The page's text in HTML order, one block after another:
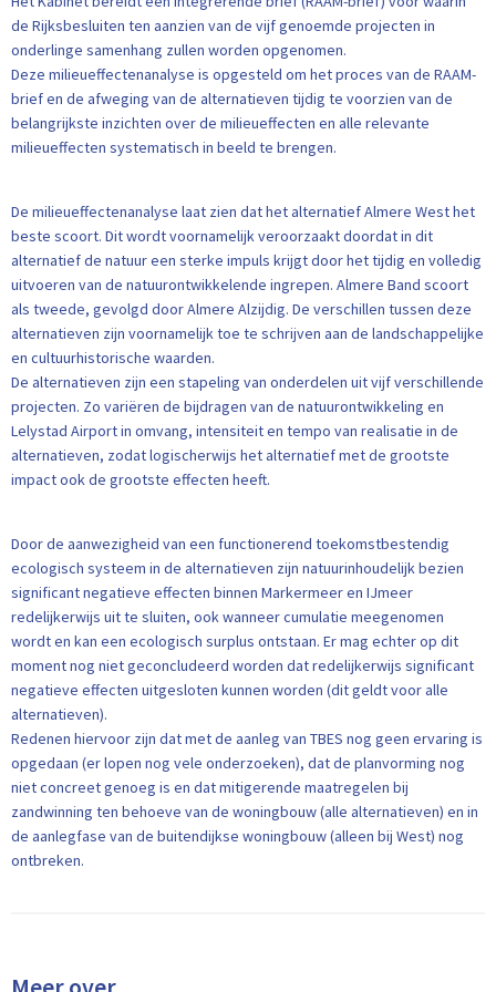
de Rijksbesluiten ten aanzien van de vijf genoemde projecten in
onderlinge samenhang zullen worden opgenomen.
Deze milieueffectenanalyse is opgesteld om het proces van de RAAM-
brief en de afweging van de alternatieven tijdig te voorzien van de
belangrijkste inzichten over de milieueffecten en alle relevante
milieueffecten systematisch in beeld te brengen.
De milieueffectenanalyse laat zien dat het alternatief Almere West het
beste scoort. Dit wordt voornamelijk veroorzaakt doordat in dit
alternatief de natuur een sterke impuls krijgt door het tijdig en volledig
uitvoeren van de natuurontwikkelende ingrepen. Almere Band scoort
als tweede, gevolgd door Almere Alzijdig. De verschillen tussen deze
alternatieven zijn voornamelijk toe te schrijven aan de landschappelijke
en cultuurhistorische waarden.
De alternatieven zijn een stapeling van onderdelen uit vijf verschillende
projecten. Zo variëren de bijdragen van de natuurontwikkeling en
Lelystad Airport in omvang, intensiteit en tempo van realisatie in de
alternatieven, zodat logischerwijs het alternatief met de grootste
impact ook de grootste effecten heeft.
Door de aanwezigheid van een functionerend toekomstbestendig
ecologisch systeem in de alternatieven zijn natuurinhoudelijk bezien
significant negatieve effecten binnen Markermeer en IJmeer
redelijkerwijs uit te sluiten, ook wanneer cumulatie meegenomen
wordt en kan een ecologisch surplus ontstaan. Er mag echter op dit
moment nog niet geconcludeerd worden dat redelijkerwijs significant
negatieve effecten uitgesloten kunnen worden (dit geldt voor alle
alternatieven).
Redenen hiervoor zijn dat met de aanleg van TBES nog geen ervaring is
opgedaan (er lopen nog vele onderzoeken), dat de planvorming nog
niet concreet genoeg is en dat mitigerende maatregelen bij
zandwinning ten behoeve van de woningbouw (alle alternatieven) en in
de aanlegfase van de buitendijkse woningbouw (alleen bij West) nog
ontbreken.